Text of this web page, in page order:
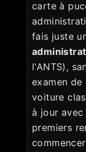
carte à
fais juste
l'ANTS),
examen
voiture
à jour avec
premiers